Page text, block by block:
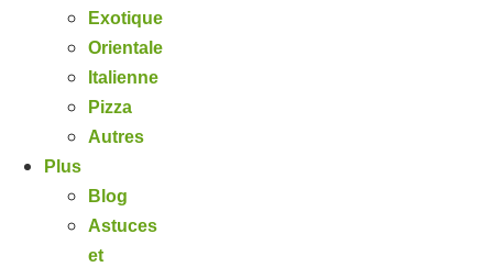
Exotique
Orientale
Italienne
Pizza
Autres
Plus
Blog
Astuces
et